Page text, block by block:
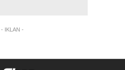
- IKLAN -